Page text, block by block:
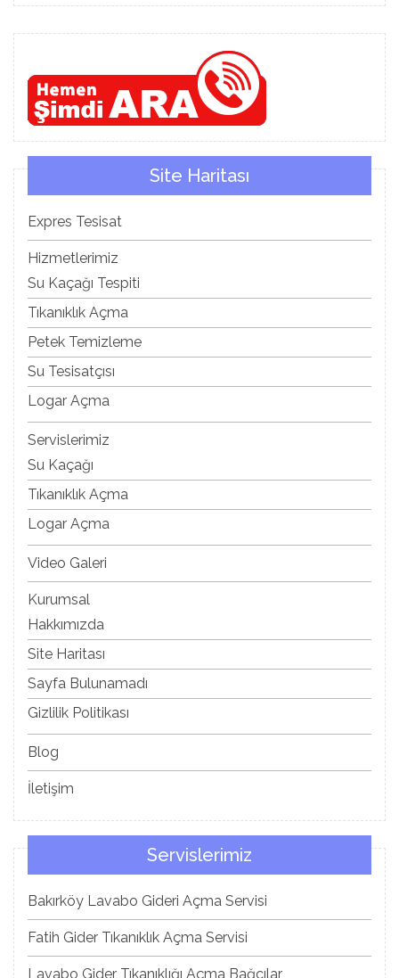
Site Haritası
Expres Tesisat
Hizmetlerimiz
Su Kaçağı Tespiti
Tıkanıklık Açma
Petek Temizleme
Su Tesisatçısı
Logar Açma
Servislerimiz
Su Kaçağı
Tıkanıklık Açma
Logar Açma
Video Galeri
Kurumsal
Hakkımızda
Site Haritası
Sayfa Bulunamadı
Gizlilik Politikası
Blog
İletişim
Servislerimiz
Bakırköy Lavabo Gideri Açma Servisi
Fatih Gider Tıkanıklık Açma Servisi
Lavabo Gider Tıkanıklığı Açma Bağcılar